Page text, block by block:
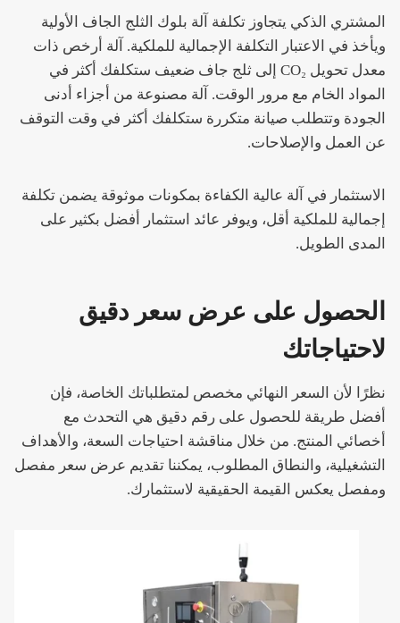
المشتري الذكي يتجاوز تكلفة آلة بلوك الثلج الجاف الأولية
ويأخذ في الاعتبار التكلفة الإجمالية للملكية. آلة أرخص ذات
معدل تحويل CO₂ إلى ثلج جاف ضعيف ستكلفك أكثر في
المواد الخام مع مرور الوقت. آلة مصنوعة من أجزاء أدنى
الجودة وتتطلب صيانة متكررة ستكلفك أكثر في وقت التوقف
عن العمل والإصلاحات.
الاستثمار في آلة عالية الكفاءة بمكونات موثوقة يضمن تكلفة
إجمالية للملكية أقل، ويوفر عائد استثمار أفضل بكثير على
المدى الطويل.
الحصول على عرض سعر دقيق
لاحتياجاتك
نظرًا لأن السعر النهائي مخصص لمتطلباتك الخاصة، فإن
أفضل طريقة للحصول على رقم دقيق هي التحدث مع
أخصائي المنتج. من خلال مناقشة احتياجات السعة، والأهداف
التشغيلية، والنطاق المطلوب، يمكننا تقديم عرض سعر مفصل
ومفصل يعكس القيمة الحقيقية لاستثمارك.